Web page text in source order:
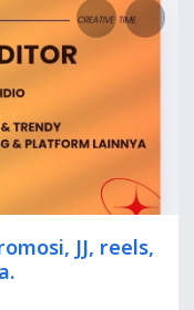
JJ, reels,